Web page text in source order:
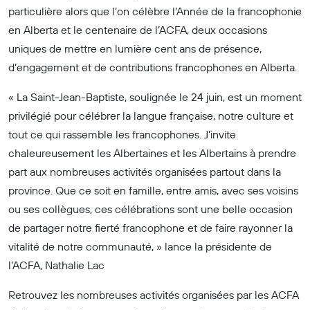
particulière alors que l’on célèbre l’Année de la francophonie
en Alberta et le centenaire de l’ACFA, deux occasions
uniques de mettre en lumière cent ans de présence,
d’engagement et de contributions francophones en Alberta.
« La Saint-Jean-Baptiste, soulignée le 24 juin, est un moment
privilégié pour célébrer la langue française, notre culture et
tout ce qui rassemble les francophones. J’invite
chaleureusement les Albertaines et les Albertains à prendre
part aux nombreuses activités organisées partout dans la
province. Que ce soit en famille, entre amis, avec ses voisins
ou ses collègues, ces célébrations sont une belle occasion
de partager notre fierté francophone et de faire rayonner la
vitalité de notre communauté, » lance la présidente de
l’ACFA, Nathalie Lac
Retrouvez les nombreuses activités organisées par les ACFA